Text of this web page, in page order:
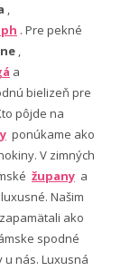
,
. Pre pekné
,
a
bielizeň pre
pôjde na
ponúkame ako
V zimných
župany a
Našim
ako
spodné
u nás. Luxusná